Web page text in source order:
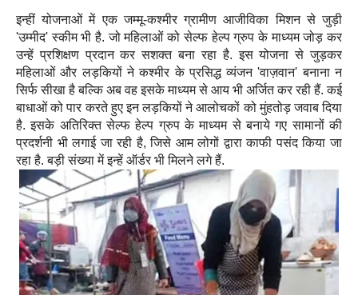
इन्हीं योजनाओं में एक जम्मू-कश्मीर ग्रामीण आजीविका मिशन से जुड़ी
'उम्मीद' स्कीम भी है. जो महिलाओं को सेल्फ हेल्प ग्रुप के माध्यम जोड़ कर
उन्हें प्रशिक्षण प्रदान कर सशक्त बना रहा है. इस योजना से जुड़कर
महिलाओं और लड़कियों ने कश्मीर के प्रसिद्ध व्यंजन 'वाज़वान' बनाना न
सिर्फ सीखा है बल्कि अब वह इसके माध्यम से आय भी अर्जित कर रही हैं. कई
बाधाओं को पार करते हुए इन लड़कियों ने आलोचकों को मुंहतोड़ जवाब दिया
है. इसके अतिरिक्त सेल्फ हेल्प ग्रुप के माध्यम से बनाये गए सामानों की
प्रदर्शनी भी लगाई जा रही है, जिसे आम लोगों द्वारा काफी पसंद किया जा
रहा है. बड़ी संख्या में इन्हें ऑर्डर भी मिलने लगे हैं.